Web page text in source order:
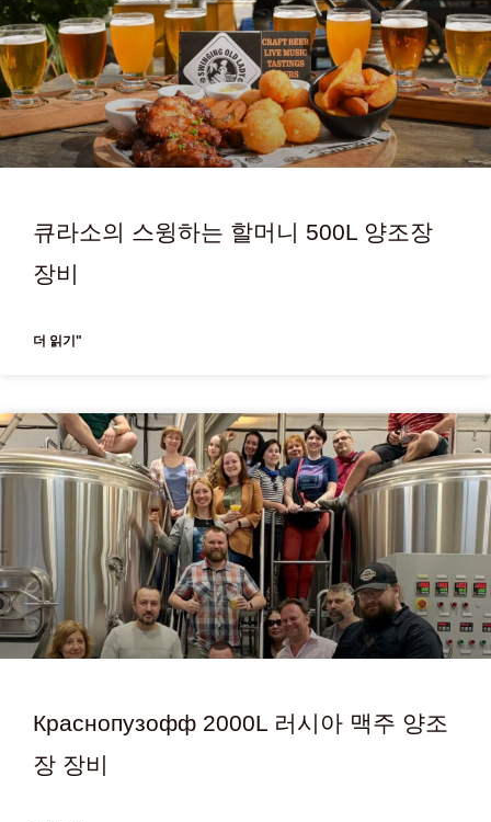
큐라소의 스윙하는 할머니 500L 양조장
장비
더 읽기"
Краснопузофф 2000L 러시아 맥주 양조
장 장비